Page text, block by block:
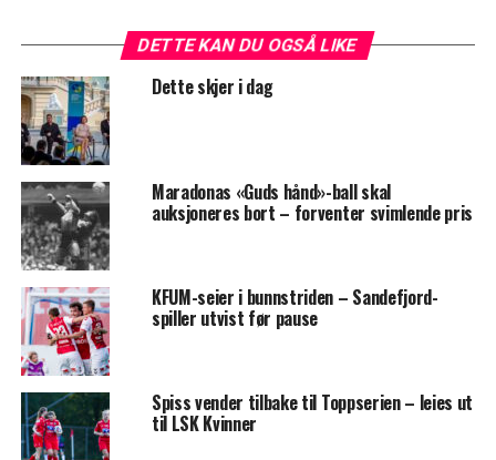
DETTE KAN DU OGSÅ LIKE
Dette skjer i dag
Maradonas «Guds hånd»-ball skal
auksjoneres bort – forventer svimlende pris
KFUM-seier i bunnstriden – Sandefjord-
spiller utvist før pause
Spiss vender tilbake til Toppserien – leies ut
til LSK Kvinner